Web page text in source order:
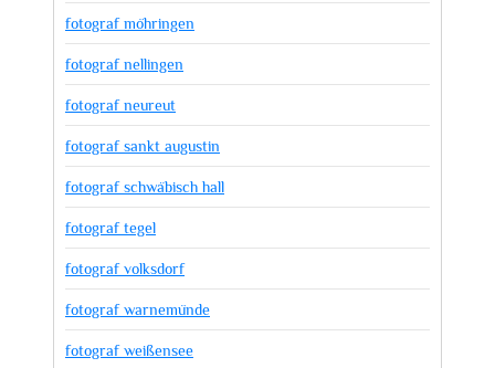
fotograf möhringen
fotograf nellingen
fotograf neureut
fotograf sankt augustin
fotograf schwäbisch hall
fotograf tegel
fotograf volksdorf
fotograf warnemünde
fotograf weißensee